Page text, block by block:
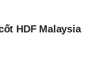
HDF Malaysia